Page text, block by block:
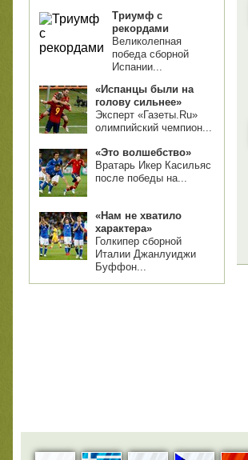
Триумф с
рекордами
Великолепная
победа сборной
Испании...
«Испанцы были на
голову сильнее»
Эксперт «Газеты.Ru»
олимпийский чемпион...
«Это волшебство»
Вратарь Икер Касильяс
после победы на...
«Нам не хватило
характера»
Голкипер сборной
Италии Джанлуиджи
Буффон...